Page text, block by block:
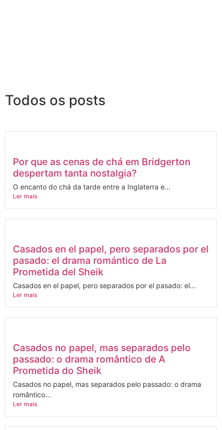
Todos os posts
Por que as cenas de chá em Bridgerton
despertam tanta nostalgia?
O encanto do chá da tarde entre a Inglaterra e...
Ler mais
Casados en el papel, pero separados por el
pasado: el drama romántico de La
Prometida del Sheik
Casados en el papel, pero separados por el pasado: el...
Ler mais
Casados no papel, mas separados pelo
passado: o drama romântico de A
Prometida do Sheik
Casados no papel, mas separados pelo passado: o drama
romântico...
Ler mais